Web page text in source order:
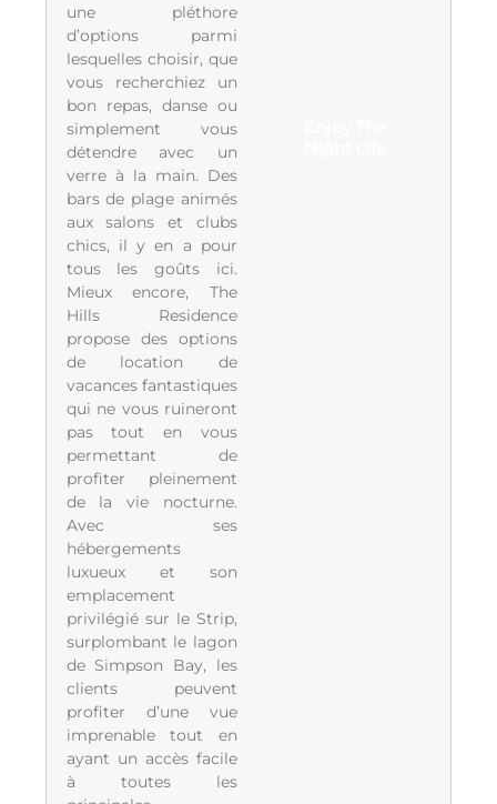
une pléthore
d’options parmi
lesquelles choisir, que
vous recherchiez un
bon repas, danse ou
simplement vous
détendre avec un
verre à la main. Des
bars de plage animés
aux salons et clubs
chics, il y en a pour
tous les goûts ici.
Mieux encore, The
Hills Residence
propose des options
de location de
vacances fantastiques
qui ne vous ruineront
pas tout en vous
permettant de
profiter pleinement
de la vie nocturne.
Avec ses
hébergements
luxueux et son
emplacement
privilégié sur le Strip,
surplombant le lagon
de Simpson Bay, les
clients peuvent
profiter d’une vue
imprenable tout en
ayant un accès facile
à toutes les